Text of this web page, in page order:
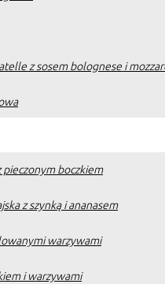
z sosem bolognese i
pieczonym boczkiem
z szynką i ananasem
warzywami
i warzywami